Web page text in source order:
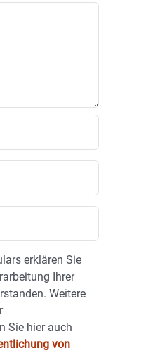
erklären Sie
Ihrer
Weitere
Sie hier auch
von